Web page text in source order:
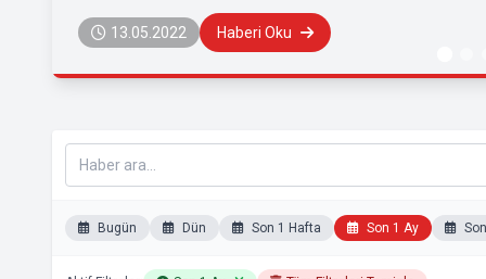
13.05.2022 Haberi Oku
Bugün Dün Son 1 Hafta Son 1 Ay